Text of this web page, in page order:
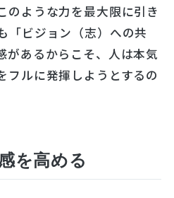
のような力を最大限に引き
「ビジョン（志）への共
があるからこそ、人は本気
フルに発揮しようとするの
を高める